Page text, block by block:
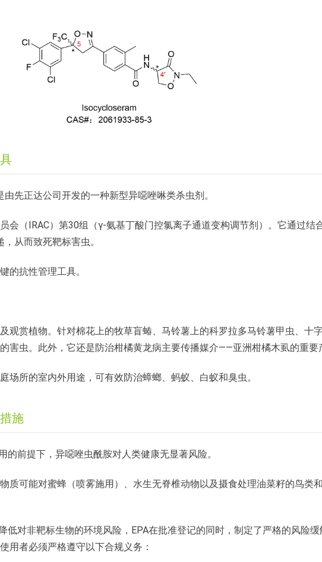
先正达公司开发的一种新型异噁唑啉类杀虫剂。
会（IRAC）第30组（γ-氨基丁酸门控氯离子通道变构调节剂）。它通过结
从而致死靶标害虫。
的抗性管理工具。
观赏植物。针对棉花上的牧草盲蝽、马铃薯上的科罗拉多马铃薯甲虫、十
害虫。此外，它还是防治柑橘黄龙病主要传播媒介——亚洲柑橘木虱的重要
场所的室内外用途，可有效防治蟑螂、蚂蚁、白蚁和臭虫。
施
的前提下，异噁唑虫酰胺对人类健康无显著风险。
质可能对蜜蜂（喷雾施用）、水生无脊椎动物以及摄食处理油菜籽的鸟类
低对非靶标生物的环境风险，EPA在批准登记的同时，制定了严格的风险缓
用者必须严格遵守以下合规义务：